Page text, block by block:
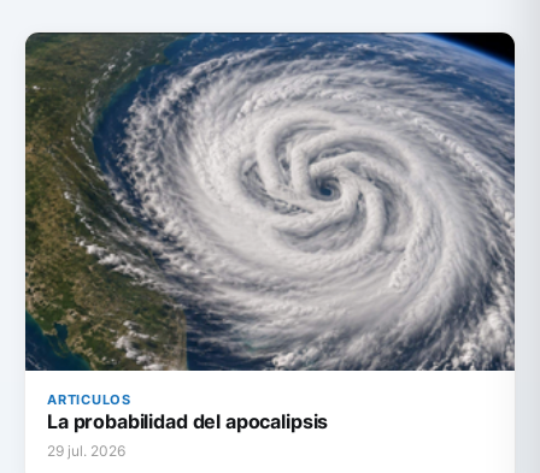
ARTICULOS
La probabilidad del apocalipsis
29 jul. 2026